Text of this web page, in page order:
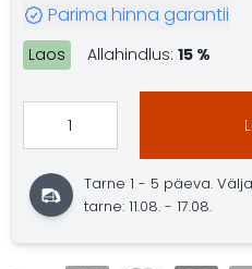
Parima hinna garantii
Laos Allahindlus: 15 %
Tarne 1 - 5 päeva.
tarne: 11.08. - 17.08.